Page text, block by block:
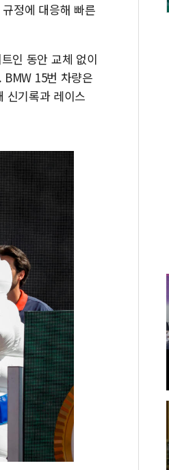
정에 대응해 빠른
인 동안 교체 없이
15번 차량은
신기록과 레이스